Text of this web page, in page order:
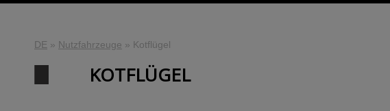
DE » Nutzfahrzeuge » Kotflügel
KOTFLÜGEL